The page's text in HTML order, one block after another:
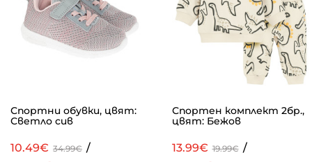
Спортни обувки, цвят:
Светло сив
10.49€ 34.99€ /
Спортен комплект 2бр.,
цвят: Бежов
13.99€ 19.99€ /